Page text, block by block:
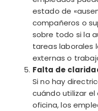
estado de
compañeros o
sobre todo si la
tareas laborales
externas o
Falta de
Si no hay
cuándo utilizar
oficina, los